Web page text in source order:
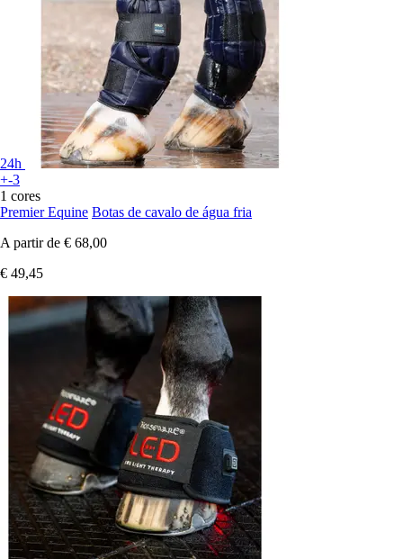
24h
+-3
1 cores
Premier Equine Botas de cavalo de água fria
A partir de € 68,00
€ 49,45